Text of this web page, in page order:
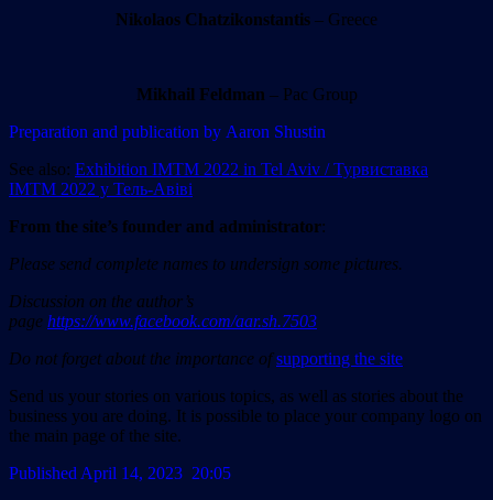
Nikolaos Chatzikonstantis – Greece
Mikhail Feldman – Pac Group
Preparation and publication by Aaron Shustin
See also: Exhibition IMTM 2022 in Tel Aviv / Турвиставка
IMTM 2022 у Тель-Авіві
From the site’s founder and administrator:
Please send complete names to undersign some pictures.
Discussion on the author’s
page https://www.facebook.com/aar.sh.7503
Do not forget about the importance of supporting the site
Send us your stories on various topics, as well as stories about the
business you are doing. It is possible to place your company logo on
the main page of the site.
Published April 14, 2023 20:05